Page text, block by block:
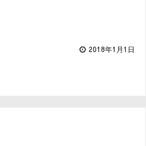
2018年1月1日